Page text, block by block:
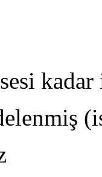
kadar